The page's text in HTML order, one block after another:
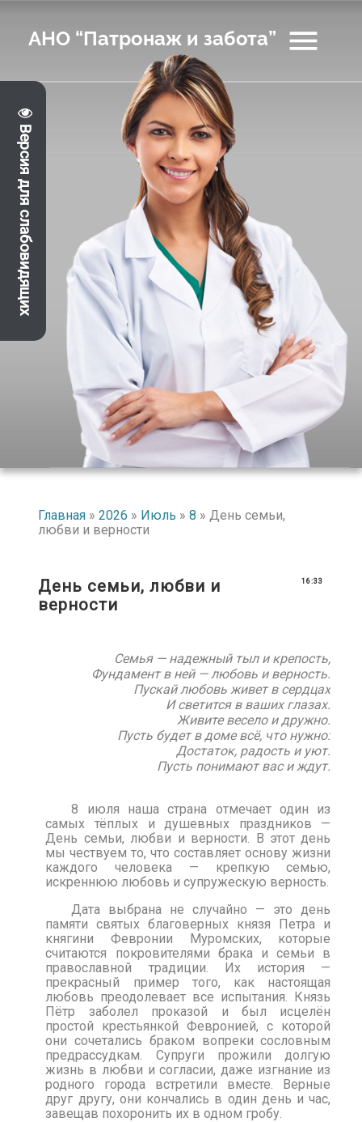
Версия для слабовидящих
menu
АНО “Патронаж и забота”
Главная »2026 » Июль » 8 » День семьи,
любви и верности
16:33
День семьи, любви и
верности
Семья — надежный тыл и крепость,
Фундамент в ней — любовь и верность.
Пускай любовь живет в сердцах
И светится в ваших глазах.
Живите весело и дружно.
Пусть будет в доме всё, что нужно:
Достаток, радость и уют.
Пусть понимают вас и ждут.
8 июля наша страна отмечает один из
самых тёплых и душевных праздников —
День семьи, любви и верности. В этот день
мы чествуем то, что составляет основу жизни
каждого человека — крепкую семью,
искреннюю любовь и супружескую верность.
Дата выбрана не случайно — это день
памяти святых благоверных князя Петра и
княгини Февронии Муромских, которые
считаются покровителями брака и семьи в
православной традиции. Их история —
прекрасный пример того, как настоящая
любовь преодолевает все испытания. Князь
Пётр заболел проказой и был исцелён
простой крестьянкой Февронией, с которой
они сочетались браком вопреки сословным
предрассудкам. Супруги прожили долгую
жизнь в любви и согласии, даже изгнание из
родного города встретили вместе. Верные
друг другу, они кончались в один день и час,
завещав похоронить их в одном гробу.